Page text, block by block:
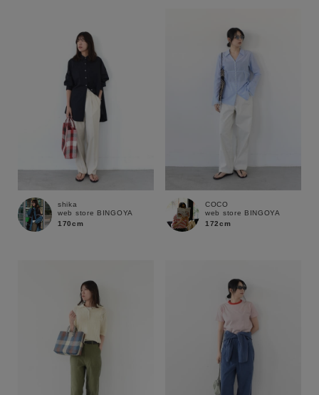
キーワード
MENS
カテゴリ
shika
web store BINGOYA
170cm
COCO
web store BINGOYA
172cm